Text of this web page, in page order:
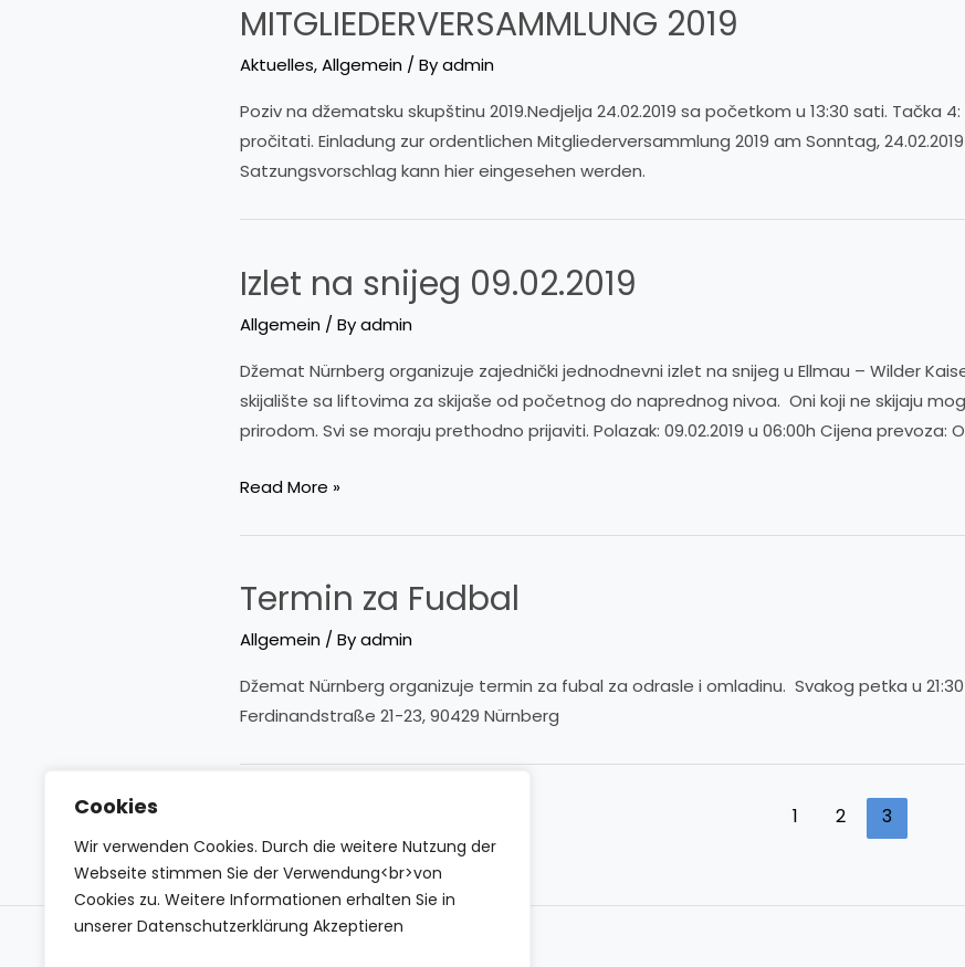
Cookies
Wir verwenden Cookies. Durch die weitere Nutzung der
Webseite stimmen Sie der Verwendung<br>von
Cookies zu. Weitere Informationen erhalten Sie in
unserer Datenschutzerklärung Akzeptieren
MITGLIEDERVERSAMMLUNG 2019
Aktuelles,Allgemein / Byadmin
Poziv na džematsku skupštinu 2019.Nedjelja 24.02.2019 sa početkom u 13:30 sati. Tačka
pročitati. Einladung zur ordentlichen Mitgliederversammlung 2019 am Sonntag, 24.02.2019
Satzungsvorschlag kann hier eingesehen werden.
Izlet na snijeg 09.02.2019
Allgemein / Byadmin
Džemat Nürnberg organizuje zajednički jednodnevni izlet na snijeg u Ellmau – Wilder
skijalište sa liftovima za skijaše od početnog do naprednog nivoa. Oni koji ne skijaju
prirodom. Svi se moraju prethodno prijaviti. Polazak: 09.02.2019 u 06:00h Cijena prevoza:
Izlet
Read More »
Termin za Fudbal
Allgemein / Byadmin
Džemat Nürnberg organizuje termin za fubal za odrasle i omladinu. Svakog petka u
Ferdinandstraße 21-23, 90429 Nürnberg
pagination
1 2 3